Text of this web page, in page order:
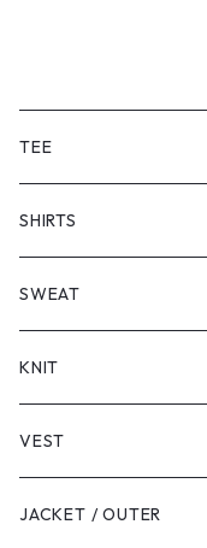
TEE
SHORT SLEEVE
LONG SLEEVE
SHIRTS
SHORT SLEEVE
LONG SLEEVE
SWEAT
KNIT
VEST
JACKET / OUTER